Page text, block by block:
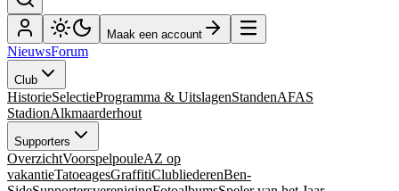
Maak een account
NieuwsForum
Club
HistorieSelectieProgramma & UitslagenStandenAFAS
StadionAlkmaarderhout
Supporters
OverzichtVoorspelpouleAZ op
vakantieTatoeagesGraffitiClubliederenBen-